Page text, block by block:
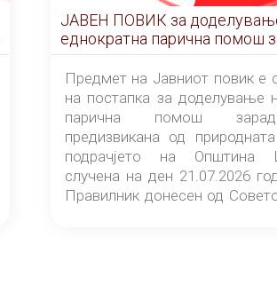
ЈАВЕН ПОВИК за доделување на
еднократна парична помош
штетата предизвикана од природната
непогода на подрачјето на
Центар-Скопје случена на ден 21.07.2026
година
Предмет на Јавниот повик е
на постапка за доделување
парична помош
предизвикана од
подрачјето на Општина
случена на ден 21.07.2026
Правилник донесен од